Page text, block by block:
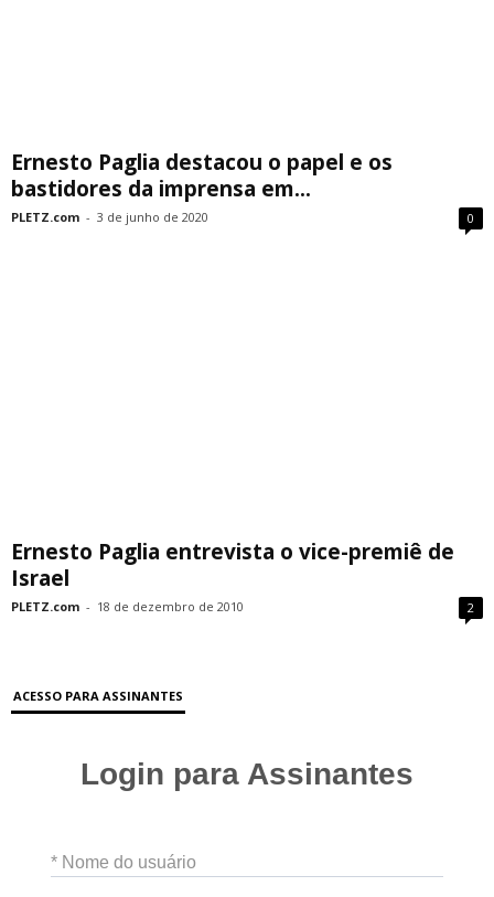
Ernesto Paglia destacou o papel e os
bastidores da imprensa em...
PLETZ.com - 3 de junho de 2020 0
Ernesto Paglia entrevista o vice-premiê de
Israel
PLETZ.com - 18 de dezembro de 2010 2
ACESSO PARA ASSINANTES
Login para Assinantes
* Nome do usuário